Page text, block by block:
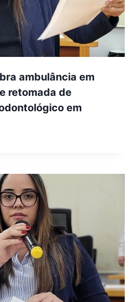
ambulância em
retomada de
em